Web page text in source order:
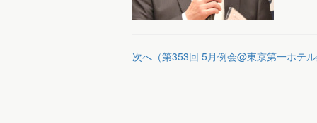
次へ（第353回 5月例会@東京第一ホテ